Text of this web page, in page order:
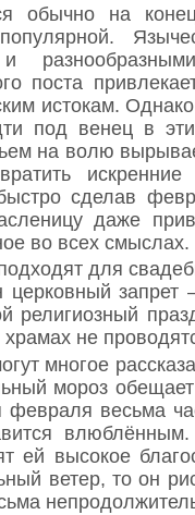
обычно на
поста
истокам.
под венец в
на волю
сделав
даже
во всех смыслах.
для
запрет
религиозный
не
многое
мороз
февраля весьма
ей высокое
ветер, то он